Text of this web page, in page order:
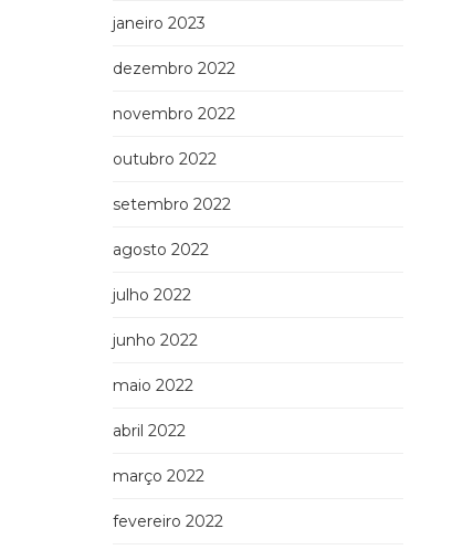
janeiro 2023
dezembro 2022
novembro 2022
outubro 2022
setembro 2022
agosto 2022
julho 2022
junho 2022
maio 2022
abril 2022
março 2022
fevereiro 2022